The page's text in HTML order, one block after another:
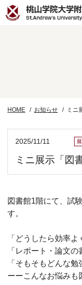
HOME お知らせ ミニ
2025/11/11
ミニ展示「図
図書館1階にて、試
す。
「どうしたら効率
「レポート・論文の
「そもそもどんな勉
ーーこんなお悩みも